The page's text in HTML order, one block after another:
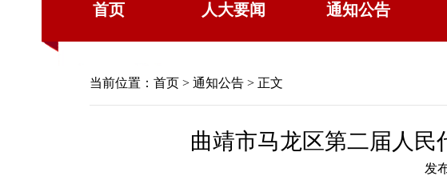
首页 人大要闻 通知公告
当前位置： 首页 > 通知公告 > 正文
曲靖市马龙区第二届人民
发